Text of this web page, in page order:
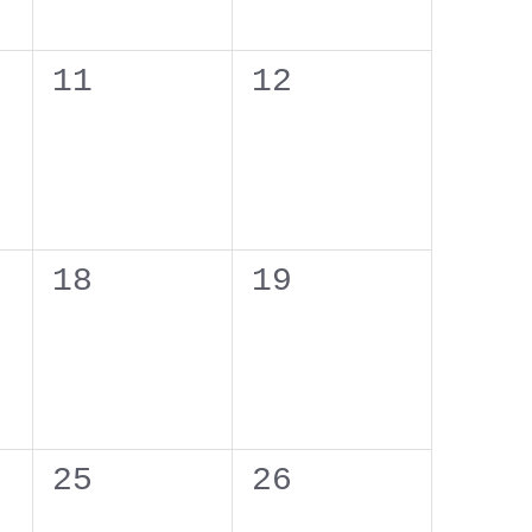
0
11
0
12
0
18
0
19
0
25
0
26